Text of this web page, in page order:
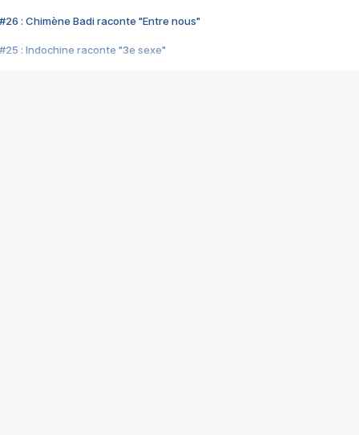
#26 : Chimène Badi raconte "Entre nous"
#25 : Indochine raconte "3e sexe"